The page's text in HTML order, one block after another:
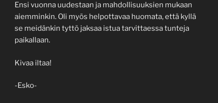
Ensi vuonna uudestaan ja mahdollisuuksien mukaan
aiemminkin. Oli myös helpottavaa huomata, että kyllä
se meidänkin tyttö jaksaa istua tarvittaessa tunteja
paikallaan.
Kivaa iltaa!
-Esko-